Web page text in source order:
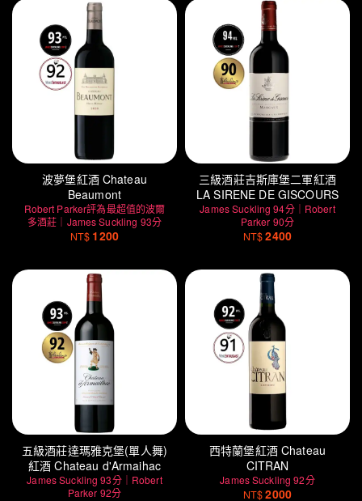
波夢堡紅酒 Chateau
Beaumont
Robert Parker評為最超值的波爾
多酒莊｜James Suckling 93分
NT$ 1200
三級酒莊吉斯庫堡二軍紅酒
LA SIRENE DE GISCOURS
James Suckling 94分｜Robert
Parker 90分
NT$2400
五級酒莊達瑪雅克堡(單人舞)
紅酒 Chateau d'Armaihac
James Suckling 93分｜Robert
Parker 92分
西特蘭堡紅酒 Chateau
CITRAN
James Suckling 92分
NT$2000